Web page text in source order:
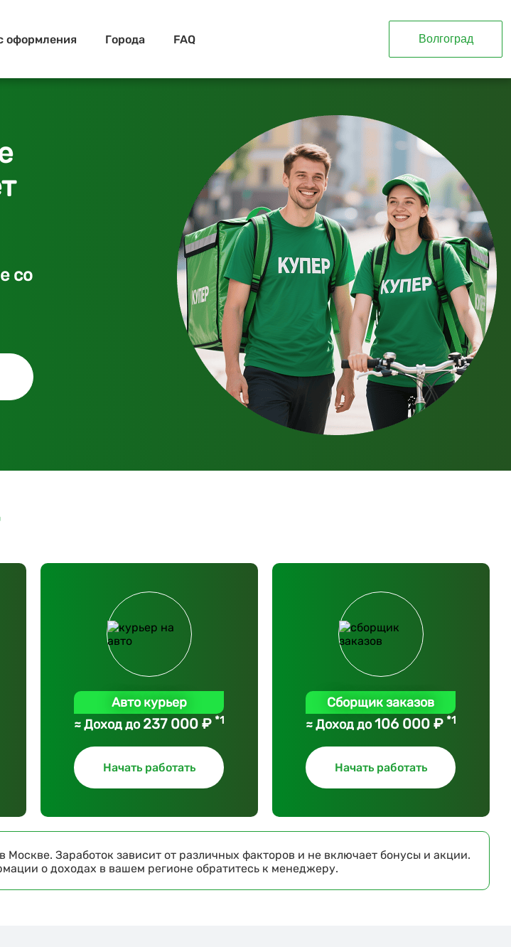
оформления Города FAQ Волгоград
со
Авто курьер
≈ Доход до237 000 ₽ *1
Начать работать
Сборщик заказов
≈ Доход до106 000 ₽ *1
Начать работать
Заработок зависит от различных факторов и не включает бонусы и акции.
о доходах в вашем регионе обратитесь к менеджеру.